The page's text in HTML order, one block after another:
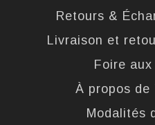
Retours &
Livraison et
Foire
À propos de
Modalités